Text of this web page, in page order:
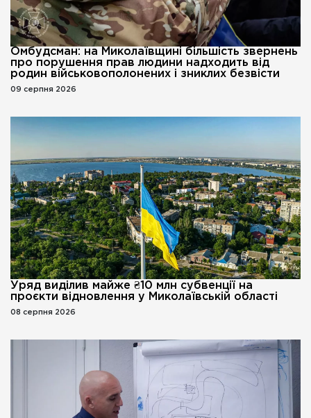
Омбудсман: на Миколаївщині більшість звернень
про порушення прав людини надходить від
родин військовополонених і зниклих безвісти
09 серпня 2026
Уряд виділив майже ₴10 млн субвенції на
проєкти відновлення у Миколаївській області
08 серпня 2026